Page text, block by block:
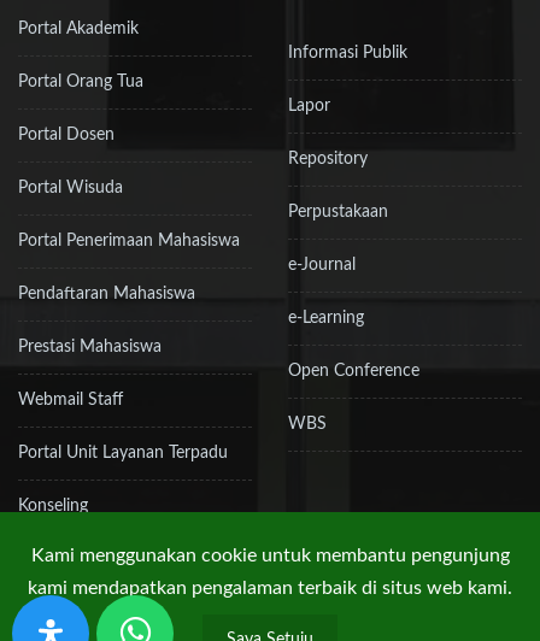
Portal Akademik
Portal Orang Tua
Portal Dosen
Portal Wisuda
Portal Penerimaan Mahasiswa
Pendaftaran Mahasiswa
Prestasi Mahasiswa
Webmail Staff
Portal Unit Layanan Terpadu
Konseling
Informasi Publik
Lapor
Repository
Perpustakaan
e-Journal
e-Learning
Open Conference
WBS
Hak Cipta © 2019 UPN "Veteran" Jakarta
Kami menggunakan cookie untuk membantu pengunjung
kami mendapatkan pengalaman terbaik di situs web kami.